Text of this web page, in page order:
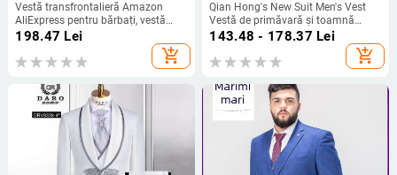
Vestă transfrontalieră Amazon
AliExpress pentru bărbați, vestă
herringbone, vestă pentru mire,
198.47 Lei
add_shopping_cart
Qian Hong's New Suit Men's Vest
Vestă de primăvară și toamnă
Vestă de afaceri Slim-fit cu talie
înaltă Vestă de afaceri profesională
143.48 - 178.37 Lei
add_shopping_cart